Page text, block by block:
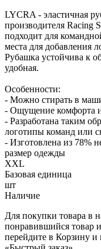
LYCRA - эластичная
производителя Racing
подходит для
места для добавления
Рубашка устойчива к
удобная.
Особенности:
- Можно стирать в
- Ощущение комфорта
- Разработана таким
логотипы команд или
- Изготовлена из 78%
размер одежды
XXL
Базовая единица
шт
Наличие
Для покупки товара в
понравившийся товар
перейдите в Корзину